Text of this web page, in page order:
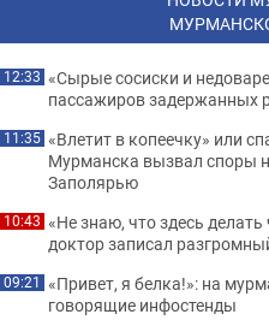
12:33 «Сырые сосиски и
пассажиров задержанных
11:35 «Влетит в копеечку» или
Мурманска вызвал споры
Заполярью
10:43 «Не знаю, что здесь
доктор записал
09:21 «Привет, я белка!»: на
говорящие инфостенды